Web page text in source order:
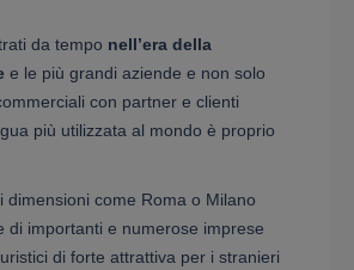
da tempo nell’era della
e le più grandi aziende e non solo
con partner e clienti
più utilizzata al mondo è proprio
dimensioni come Roma o Milano
di importanti e numerose imprese
di forte attrattiva per i stranieri